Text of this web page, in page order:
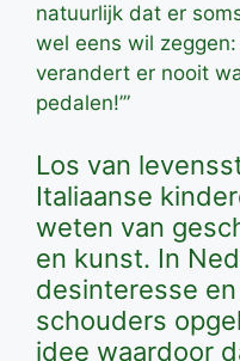
natuurlijk dat er
wel eens wil
verandert er nooit
pedalen!’”
Los van
Italiaanse
weten van
en kunst. In
desinteresse
schouders
idee waardoor